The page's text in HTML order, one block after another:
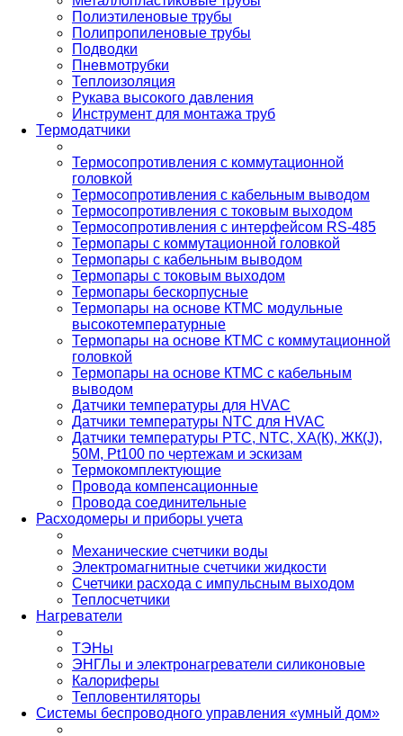
Полиэтиленовые трубы
Полипропиленовые трубы
Подводки
Пневмотрубки
Теплоизоляция
Рукава высокого давления
Инструмент для монтажа труб
Термодатчики
Термосопротивления с коммутационной
головкой
Термосопротивления с кабельным выводом
Термосопротивления с токовым выходом
Термосопротивления с интерфейсом RS-485
Термопары с коммутационной головкой
Термопары с кабельным выводом
Термопары с токовым выходом
Термопары бескорпусные
Термопары на основе КТМС модульные
высокотемпературные
Термопары на основе КТМС с коммутационной
головкой
Термопары на основе КТМС с кабельным
выводом
Датчики температуры для HVAC
Датчики температуры NTC для HVAC
Датчики температуры PTС, NTC, ХА(К), ЖК(J),
50М, Pt100 по чертежам и эскизам
Термокомплектующие
Провода компенсационные
Провода соединительные
Расходомеры и приборы учета
Механические счетчики воды
Электромагнитные счетчики жидкости
Счетчики расхода с импульсным выходом
Теплосчетчики
Нагреватели
ТЭНы
ЭНГЛы и электронагреватели силиконовые
Калориферы
Тепловентиляторы
Системы беспроводного управления «умный дом»